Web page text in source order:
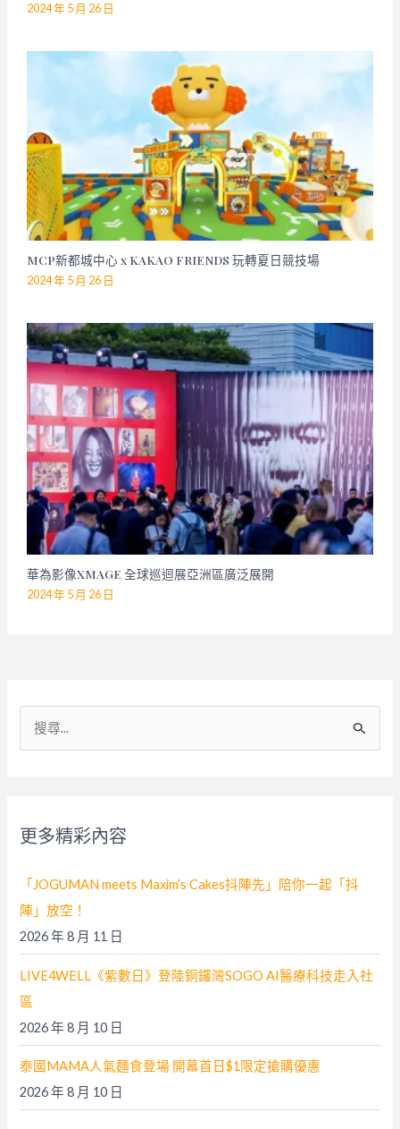
2024 年 5 月 26 日
MCP新都城中心 x KAKAO FRIENDS 玩轉夏日競技場
2024 年 5 月 26 日
華為影像XMAGE 全球巡迴展亞洲區廣泛展開
2024 年 5 月 26 日
:
更多精彩內容
「JOGUMAN meets Maxim’s Cakes抖陣先」陪你一起「抖
陣」放空！
2026 年 8 月 11 日
LIVE4WELL《紫數日》登陸銅鑼灣SOGO AI醫療科技走入社
區
2026 年 8 月 10 日
泰國MAMA人氣麵食登場 開幕首日$1限定搶購優惠
2026 年 8 月 10 日